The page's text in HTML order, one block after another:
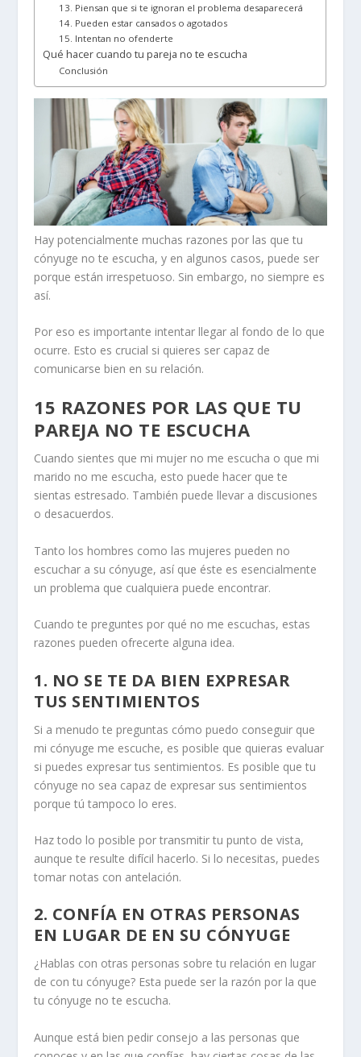
13. Piensan que si te ignoran el problema desaparecerá
14. Pueden estar cansados o agotados
15. Intentan no ofenderte
Qué hacer cuando tu pareja no te escucha
Conclusión
Hay potencialmente muchas razones por las que tu
cónyuge no te escucha, y en algunos casos, puede ser
porque están irrespetuoso. Sin embargo, no siempre es
así.
Por eso es importante intentar llegar al fondo de lo que
ocurre. Esto es crucial si quieres ser capaz de
comunicarse bien en su relación.
15 RAZONES POR LAS QUE TU
PAREJA NO TE ESCUCHA
Cuando sientes que mi mujer no me escucha o que mi
marido no me escucha, esto puede hacer que te
sientas estresado. También puede llevar a discusiones
o desacuerdos.
Tanto los hombres como las mujeres pueden no
escuchar a su cónyuge, así que éste es esencialmente
un problema que cualquiera puede encontrar.
Cuando te preguntes por qué no me escuchas, estas
razones pueden ofrecerte alguna idea.
1. NO SE TE DA BIEN EXPRESAR
TUS SENTIMIENTOS
Si a menudo te preguntas cómo puedo conseguir que
mi cónyuge me escuche, es posible que quieras evaluar
si puedes expresar tus sentimientos. Es posible que tu
cónyuge no sea capaz de expresar sus sentimientos
porque tú tampoco lo eres.
Haz todo lo posible por transmitir tu punto de vista,
aunque te resulte difícil hacerlo. Si lo necesitas, puedes
tomar notas con antelación.
2. CONFÍA EN OTRAS PERSONAS
EN LUGAR DE EN SU CÓNYUGE
¿Hablas con otras personas sobre tu relación en lugar
de con tu cónyuge? Esta puede ser la razón por la que
tu cónyuge no te escucha.
Aunque está bien pedir consejo a las personas que